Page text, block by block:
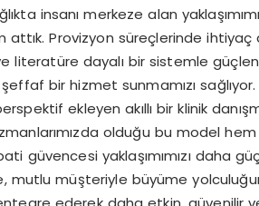
insanı merkeze alan
Provizyon süreçlerinde ihtiyaç
literatüre dayalı bir sistemle
şeffaf bir hizmet sunmamızı
ekleyen akıllı bir klinik
olduğu bu model
güvencesi yaklaşımımızı daha
mutlu müşteriyle büyüme